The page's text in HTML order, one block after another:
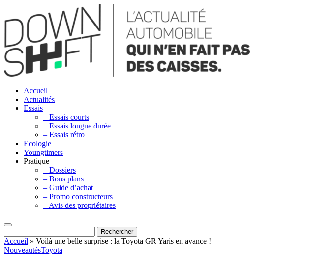
Accueil
Actualités
Essais
– Essais courts
– Essais longue durée
– Essais rétro
Ecologie
Youngtimers
Pratique
– Dossiers
– Bons plans
– Guide d’achat
– Promo constructeurs
– Avis des propriétaires
Accueil » Voilà une belle surprise : la Toyota GR Yaris en avance !
NouveautésToyota